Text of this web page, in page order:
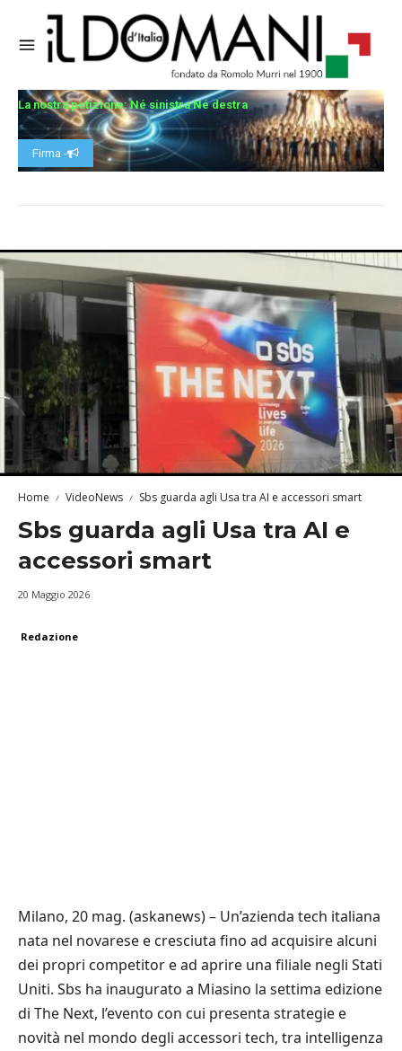
La nostra petizione: Né sinistra Né destra
Firma -
Home VideoNews Sbs guarda agli Usa tra AI e accessori smart
Sbs guarda agli Usa tra AI e
accessori smart
20 Maggio 2026
Redazione
Milano, 20 mag. (askanews) – Un’azienda tech italiana
nata nel novarese e cresciuta fino ad acquisire alcuni
dei propri competitor e ad aprire una filiale negli Stati
Uniti. Sbs ha inaugurato a Miasino la settima edizione
di The Next, l’evento con cui presenta strategie e
novità nel mondo degli accessori tech, tra intelligenza